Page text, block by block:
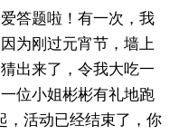
答题啦！有一次，我
为刚过元宵节，墙上
出来了，令我大吃一
位小姐彬彬有礼地跑
，活动已经结束了，你